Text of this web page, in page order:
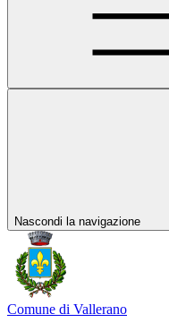
Nascondi la navigazione
Comune di Vallerano